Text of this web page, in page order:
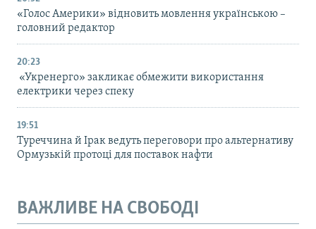
«Голос Америки» відновить мовлення українською –
головний редактор
20:23
«Укренерго» закликає обмежити використання
електрики через спеку
19:51
Туреччина й Ірак ведуть переговори про альтернативу
Ормузькій протоці для поставок нафти
ВАЖЛИВЕ НА СВОБОДІ